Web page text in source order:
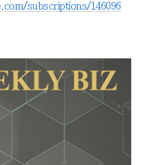
subscriptions/146096